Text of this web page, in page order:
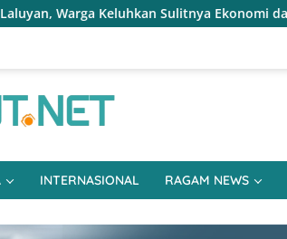
Ekonomi dan Akses Pasar UMKM
INTERNASIONAL RAGAM NEWS